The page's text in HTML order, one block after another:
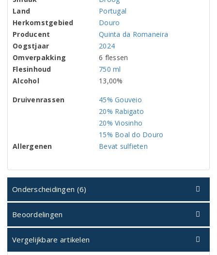
Land
Portugal
Herkomstgebied
Douro
Producent
Quinta da Romaneira
Oogstjaar
2024
Omverpakking
6 flessen
Flesinhoud
750 ml
Alcohol
13,00%
Druivenrassen
45% Gouveio
20% Rabigato
20% Viosinho
15% Boal do Douro
Allergenen
Bevat sulfieten
Onderscheidingen (6)
Beoordelingen
Vergelijkbare artikelen